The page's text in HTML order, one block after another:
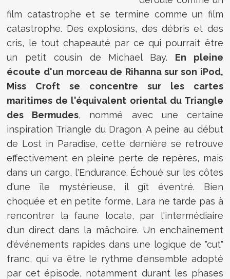
film catastrophe et se termine comme un film
catastrophe. Des explosions, des débris et des
cris, le tout chapeauté par ce qui pourrait être
un petit cousin de Michael Bay. En pleine
écoute d'un morceau de Rihanna sur son iPod,
Miss Croft se concentre sur les cartes
maritimes de l'équivalent oriental du Triangle
des Bermudes, nommé avec une certaine
inspiration Triangle du Dragon. A peine au début
de Lost in Paradise, cette dernière se retrouve
effectivement en pleine perte de repères, mais
dans un cargo, l'Endurance. Échoué sur les côtes
d'une île mystérieuse, il gît éventré. Bien
choquée et en petite forme, Lara ne tarde pas à
rencontrer la faune locale, par l'intermédiaire
d'un direct dans la mâchoire. Un enchaînement
d'événements rapides dans une logique de "cut"
franc, qui va être le rythme d'ensemble adopté
par cet épisode, notamment durant les phases